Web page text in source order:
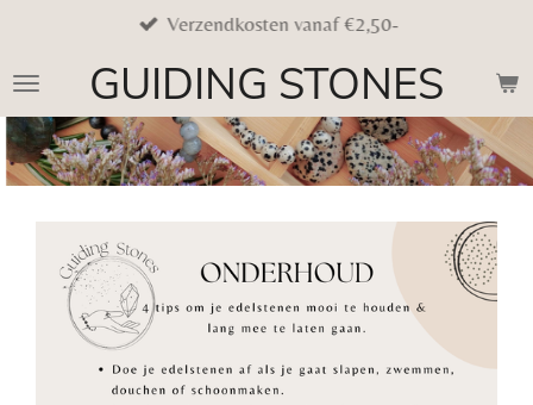
naar
de
hoofdinhoud
GUIDING STONES
Verzendkosten vanaf €2,50-